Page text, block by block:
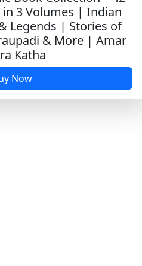
વાગે છે3 Volumes | Indian
Legends | Stories of
& More | Amar
Katha
Now